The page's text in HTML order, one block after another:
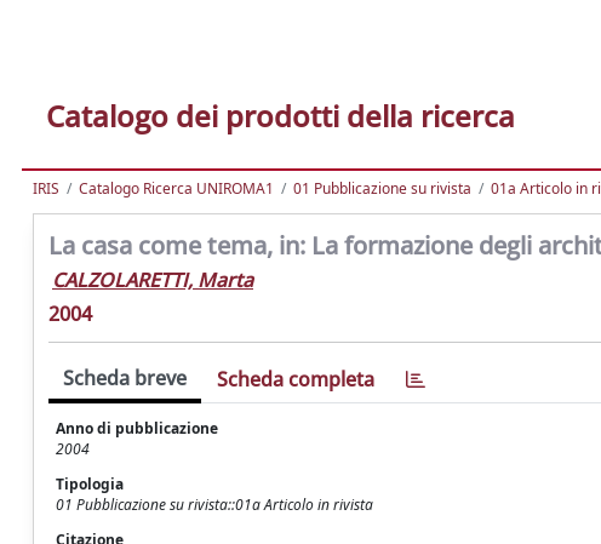
Catalogo dei prodotti della ricerca
IRIS Catalogo Ricerca UNIROMA1 01 Pubblicazione su rivista 01a Articolo in
La casa come tema, in: La formazione degli
CALZOLARETTI, Marta
2004
Scheda breve Scheda completa
Anno di pubblicazione
2004
Tipologia
01 Pubblicazione su rivista::01a Articolo in rivista
Citazione